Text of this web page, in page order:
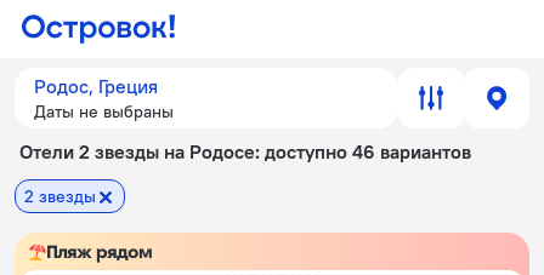
Родос, Греция
Даты не выбраны
Отели 2 звезды на Родосе: доступно 46 вариантов
2 звезды
Пляж рядом